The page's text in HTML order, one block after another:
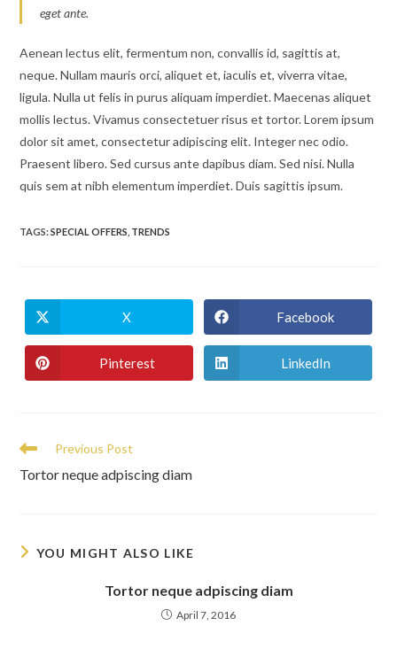
eget ante.
Aenean lectus elit, fermentum non, convallis id, sagittis at,
neque. Nullam mauris orci, aliquet et, iaculis et, viverra vitae,
ligula. Nulla ut felis in purus aliquam imperdiet. Maecenas aliquet
mollis lectus. Vivamus consectetuer risus et tortor. Lorem ipsum
dolor sit amet, consectetur adipiscing elit. Integer nec odio.
Praesent libero. Sed cursus ante dapibus diam. Sed nisi. Nulla
quis sem at nibh elementum imperdiet. Duis sagittis ipsum.
TAGS:SPECIAL OFFERS TRENDS
Opens
in
a
new
window
X
Opens
in
a
new
window
Facebook
Opens
in
Pinterest
Opens
in
LinkedIn
Read
articles
Previous Post
Tortor neque adpiscing diam
YOU MIGHT ALSO LIKE
Tortor neque adpiscing diam
April 7, 2016